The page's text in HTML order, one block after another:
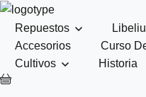
Repuestos
Accesorios
Curso
Cultivos
Historia